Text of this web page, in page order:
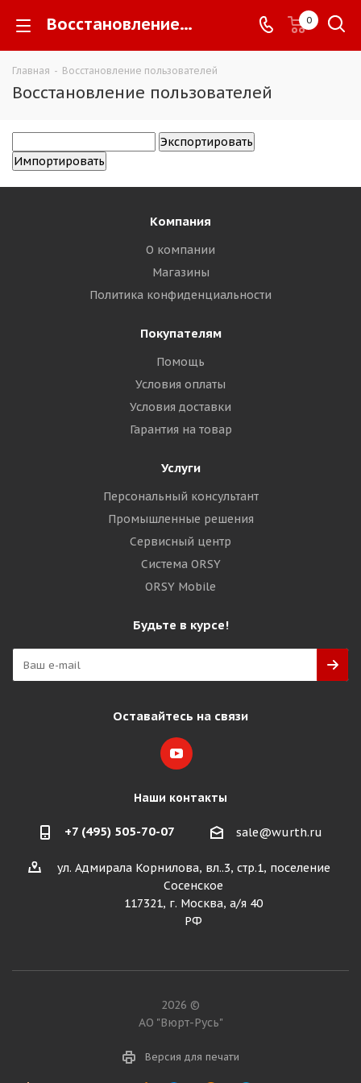
Восстановление пользователей - 0
Главная - Восстановление пользователей
Восстановление пользователей
Компания
О компании
Магазины
Политика конфиденциальности
Покупателям
Помощь
Условия оплаты
Условия доставки
Гарантия на товар
Услуги
Персональный консультант
Промышленные решения
Сервисный центр
Система ORSY
ORSY Mobile
Будьте в курсе!
Оставайтесь на связи
Наши контакты
+7 (495) 505-70-07 sale@wurth.ru
ул. Адмирала Корнилова, вл..3, стр.1, поселение
Сосенское
117321, г. Москва, а/я 40
РФ
2026 ©
АО "Вюрт-Русь"
Версия для печати